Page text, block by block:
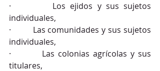
·         Los ejidos y sus sujetos
individuales,
·         Las comunidades y sus sujetos
individuales,
·         Las colonias agrícolas y sus
titulares,